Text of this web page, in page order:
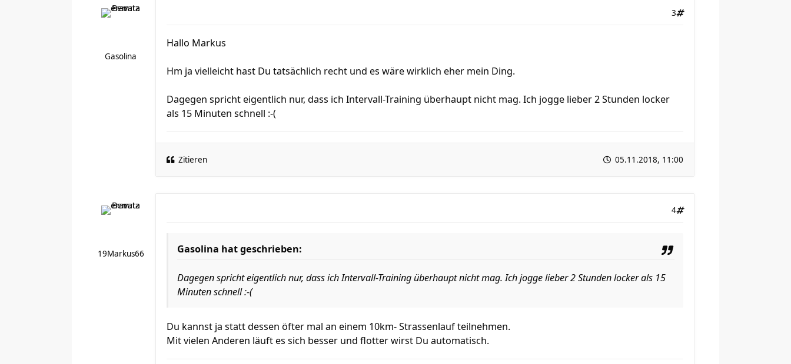
Gasolina
3
Hallo Markus
Hm ja vielleicht hast Du tatsächlich recht und es wäre wirklich eher mein Ding.
Dagegen spricht eigentlich nur, dass ich Intervall-Training überhaupt nicht mag. Ich jogge lieber 2 Stunden locker
als 15 Minuten schnell :-(
Zitieren 05.11.2018, 11:00
19Markus66
4
Gasolina hat geschrieben:
Dagegen spricht eigentlich nur, dass ich Intervall-Training überhaupt nicht mag. Ich jogge lieber 2 Stunden locker als 15
Minuten schnell :-(
Du kannst ja statt dessen öfter mal an einem 10km- Strassenlauf teilnehmen.
Mit vielen Anderen läuft es sich besser und flotter wirst Du automatisch.